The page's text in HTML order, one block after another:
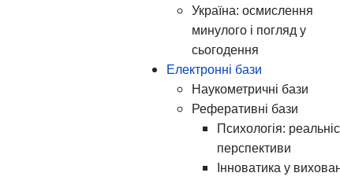
Україна: осмислення
минулого і погляд у
сьогодення
Електронні бази
Наукометричні бази
Реферативні бази
Психологія:
перспективи
Інноватика у